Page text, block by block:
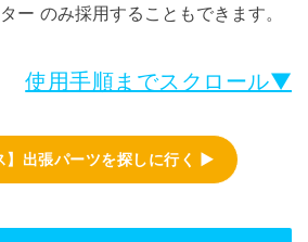
ー のみ採用することもできます。
使用手順までスクロール▼
】出張パーツを探しに行く ▶